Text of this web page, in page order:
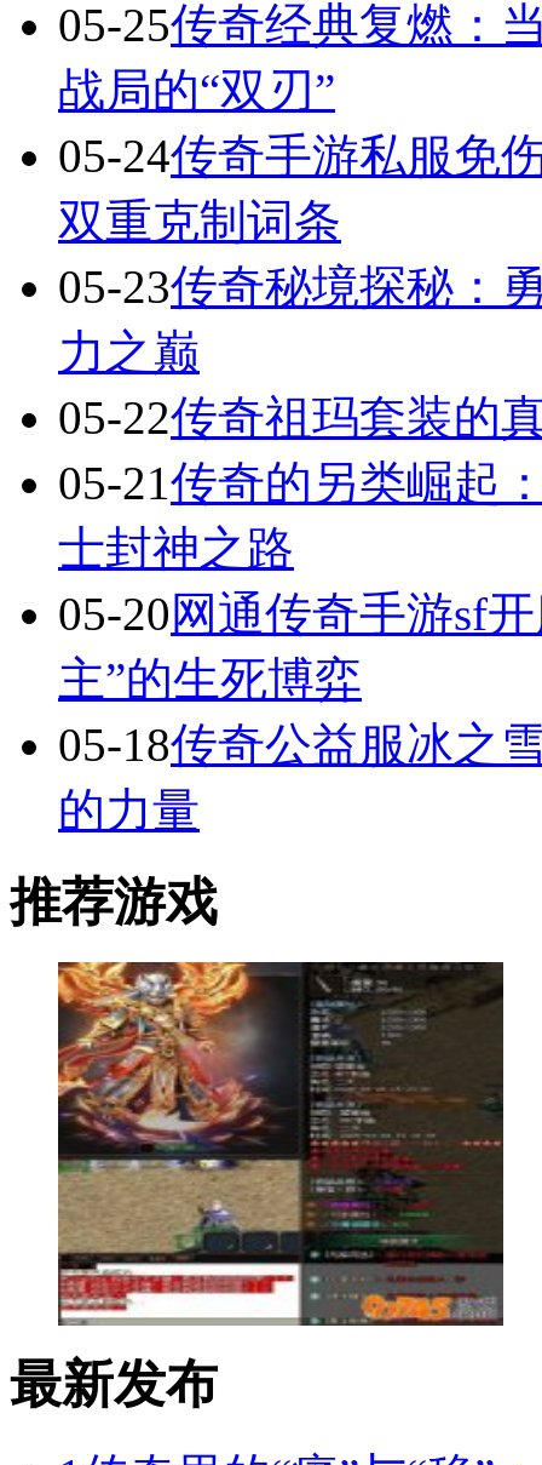
05-25传奇经典复燃：
战局的“双刃”
05-24传奇手游私服免
双重克制词条
05-23传奇秘境探秘：
力之巅
05-22传奇祖玛套装的
05-21传奇的另类崛起
士封神之路
05-20网通传奇手游sf
主”的生死博弈
05-18传奇公益服冰之
的力量
推荐游戏
最新发布